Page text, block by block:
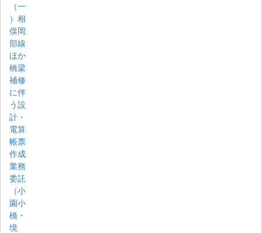
（一
）相
俣岡
部線
ほか
橋梁
補修
に伴
う設
計・
電算
帳票
作成
業務
委託
（小
園小
橋・
境